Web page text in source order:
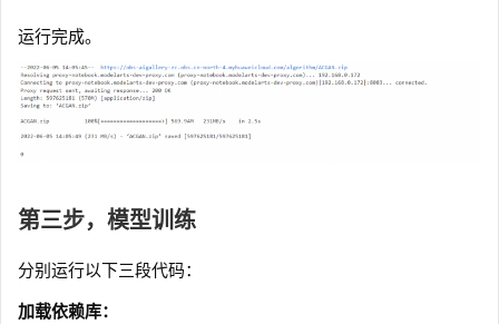
运行完成。
第三步，模型训练
分别运行以下三段代码：
加载依赖库：